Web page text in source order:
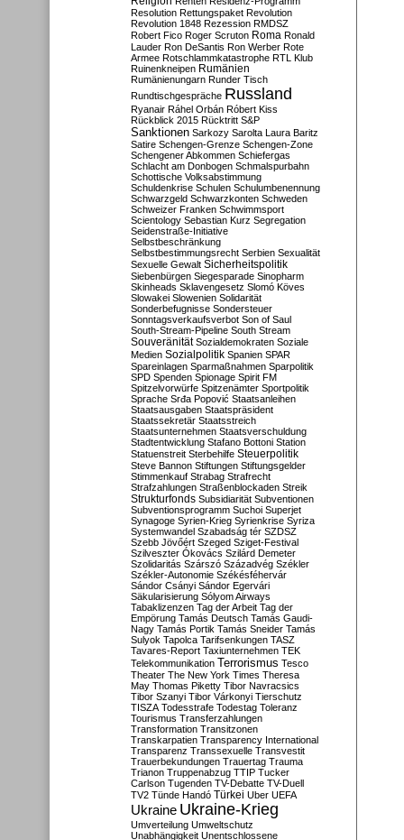
Resolution Rettungspaket Revolution
Revolution 1848 Rezession RMDSZ
Robert Fico Roger Scruton Roma Ronald
Lauder Ron DeSantis Ron Werber Rote
Armee Rotschlammkatastrophe RTL Klub
Ruinenkneipen Rumänien
Rumänienungarn Runder Tisch
Rundtischgespräche Russland
Ryanair Ráhel Orbán Róbert Kiss
Rückblick 2015 Rücktritt S&P
Sanktionen Sarkozy Sarolta Laura Baritz
Satire Schengen-Grenze Schengen-Zone
Schengener Abkommen Schiefergas
Schlacht am Donbogen Schmalspurbahn
Schottische Volksabstimmung
Schuldenkrise Schulen Schulumbenennung
Schwarzgeld Schwarzkonten Schweden
Schweizer Franken Schwimmsport
Scientology Sebastian Kurz Segregation
Seidenstraße-Initiative
Selbstbeschränkung
Selbstbestimmungsrecht Serbien Sexualität
Sexuelle Gewalt Sicherheitspolitik
Siebenbürgen Siegesparade Sinopharm
Skinheads Sklavengesetz Slomó Köves
Slowakei Slowenien Solidarität
Sonderbefugnisse Sondersteuer
Sonntagsverkaufsverbot Son of Saul
South-Stream-Pipeline South Stream
Souveränität Sozialdemokraten Soziale
Medien Sozialpolitik Spanien SPAR
Spareinlagen Sparmaßnahmen Sparpolitik
SPD Spenden Spionage Spirit FM
Spitzelvorwürfe Spitzenämter Sportpolitik
Sprache Srđa Popović Staatsanleihen
Staatsausgaben Staatspräsident
Staatssekretär Staatsstreich
Staatsunternehmen Staatsverschuldung
Stadtentwicklung Stafano Bottoni Station
Statuenstreit Sterbehilfe Steuerpolitik
Steve Bannon Stiftungen Stiftungsgelder
Stimmenkauf Strabag Strafrecht
Strafzahlungen Straßenblockaden Streik
Strukturfonds Subsidiarität Subventionen
Subventionsprogramm Suchoi Superjet
Synagoge Syrien-Krieg Syrienkrise Syriza
Systemwandel Szabadság tér SZDSZ
Szebb Jövőért Szeged Sziget-Festival
Szilveszter Ókovács Szilárd Demeter
Szolidaritás Szárszó Századvég Székler
Székler-Autonomie Székésféhervár
Sándor Csányi Sándor Egervári
Säkularisierung Sólyom Airways
Tabaklizenzen Tag der Arbeit Tag der
Empörung Tamás Deutsch Tamás Gaudi-
Nagy Tamás Portik Tamás Sneider Tamás
Sulyok Tapolca Tarifsenkungen TASZ
Tavares-Report Taxiunternehmen TEK
Telekommunikation Terrorismus Tesco
Theater The New York Times Theresa
May Thomas Piketty Tibor Navracsics
Tibor Szanyi Tibor Várkonyi Tierschutz
TISZA Todesstrafe Todestag Toleranz
Tourismus Transferzahlungen
Transformation Transitzonen
Transkarpatien Transparency International
Transparenz Transsexuelle Transvestit
Trauerbekundungen Trauertag Trauma
Trianon Truppenabzug TTIP Tucker
Carlson Tugenden TV-Debatte TV-Duell
TV2 Tünde Handó Türkei Uber UEFA
Ukraine Ukraine-Krieg
Umverteilung Umweltschutz
Unabhängigkeit Unentschlossene